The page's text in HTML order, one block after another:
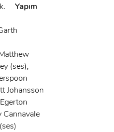
Yapım
(ses),
Johansson
Cannavale